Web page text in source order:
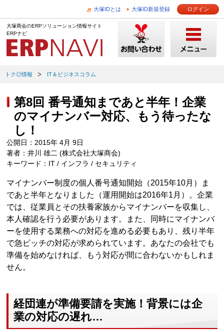
大塚IDとは 大塚ID新規登録 ログイン
大塚商会のERPソリューション情報サイト
ERPナビ
トク◎情報 IT＆ビジネスコラム
第8回 番号通知まであと半年！企業
のマイナンバー対応、もう待ったな
し！
公開日：2015年 4月 9日
著者：井川 雄二 (株式会社大塚商会)
キーワード：IT / インフラ / セキュリティ
マイナンバー制度の個人番号通知開始（2015年10月）ま
であと半年となりました（運用開始は2016年1月）。企業
では、従業員とその扶養家族からマイナンバーを収集し、
本人確認を行う必要があります。また、同時にマイナンバ
ーを使用する業務への対応を進める必要もあり、残り半年
で急ピッチの対応が求められています。あなたの会社でも
準備を始めなければ、もう対応が間に合わないかもしれま
せん。
経団連が準備要請を実施！背景には企
業の対応の遅れ…